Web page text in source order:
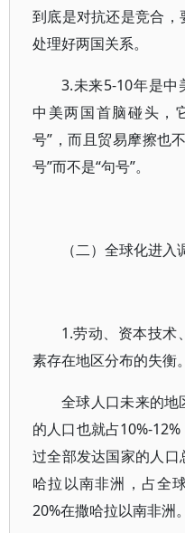
到底是对抗还是竞合
处理好两国关系。
3.未来5-10年是中
中美两国首脑碰头，
号”，而且贸易摩擦也
号”而不是“句号”。
（二）全球化进入
1.劳动、资本技术
素存在地区分布的失衡。
全球人口未来的地
的人口也就占10%-
过全部发达国家的人
哈拉以南非洲，占全
20%在撒哈拉以南非洲。